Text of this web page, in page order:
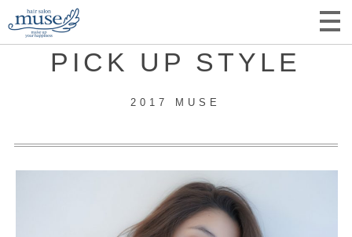
PICK UP STYLE
2017 MUSE